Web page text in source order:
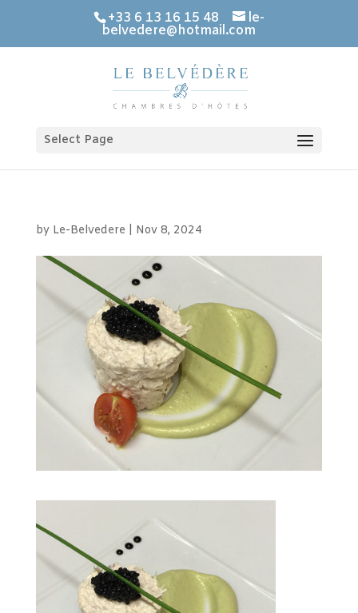
+33 6 13 16 15 48 le-
belvedere@hotmail.com
Select Page
by Le-Belvedere Nov 8, 2024